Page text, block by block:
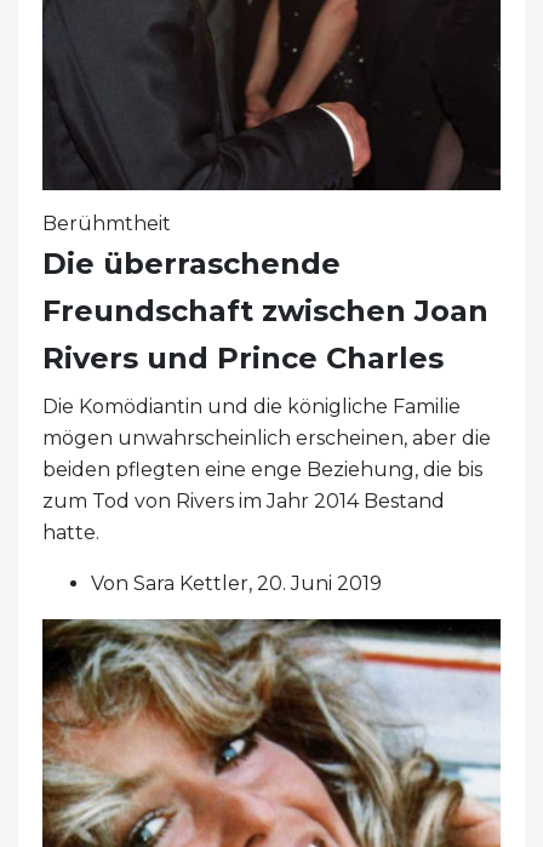
Berühmtheit
Die überraschende
Freundschaft zwischen Joan
Rivers und Prince Charles
Die Komödiantin und die königliche Familie
mögen unwahrscheinlich erscheinen, aber die
beiden pflegten eine enge Beziehung, die bis
zum Tod von Rivers im Jahr 2014 Bestand
hatte.
Von Sara Kettler, 20. Juni 2019